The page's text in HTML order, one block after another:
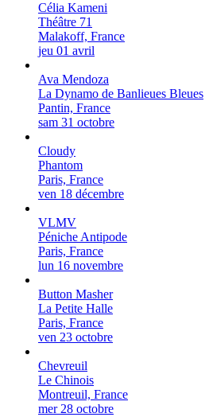
Célia Kameni
Théâtre 71
Malakoff, France
jeu 01 avril
Ava Mendoza
La Dynamo de Banlieues Bleues
Pantin, France
sam 31 octobre
Cloudy
Phantom
Paris, France
ven 18 décembre
VLMV
Péniche Antipode
Paris, France
lun 16 novembre
Button Masher
La Petite Halle
Paris, France
ven 23 octobre
Chevreuil
Le Chinois
Montreuil, France
mer 28 octobre